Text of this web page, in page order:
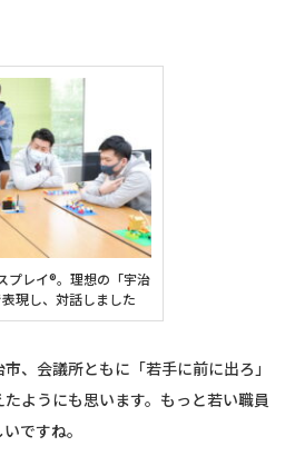
プレイ®。理想の「宇治
現し、対話しました
市、会議所ともに「若手に前に出ろ」
ようにも思います。もっと若い職員
ですね。